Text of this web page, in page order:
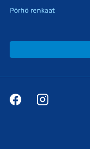
Pörhö renkaat